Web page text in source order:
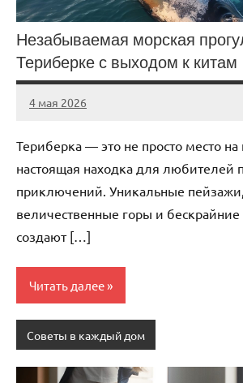
Незабываемая морская
Териберке с выходом к китам
4 мая 2026
Avtor
Нет
Териберка — это не просто место на
настоящая находка для любителей
приключений. Уникальные пейзажи,
величественные горы и
создают […]
Читать далее
Советы в каждый дом